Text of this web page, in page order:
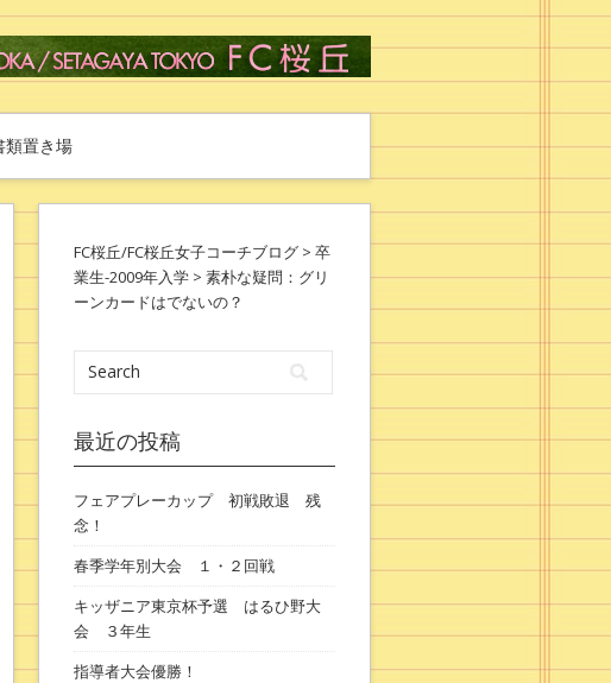
類置き場
FC桜丘/FC桜丘女子コーチブログ > 卒
業生-2009年入学 > 素朴な疑問：グリ
ーンカードはでないの？
最近の投稿
フェアプレーカップ 初戦敗退 残
念！
春季学年別大会 １・２回戦
キッザニア東京杯予選 はるひ野大
会 ３年生
指導者大会優勝！